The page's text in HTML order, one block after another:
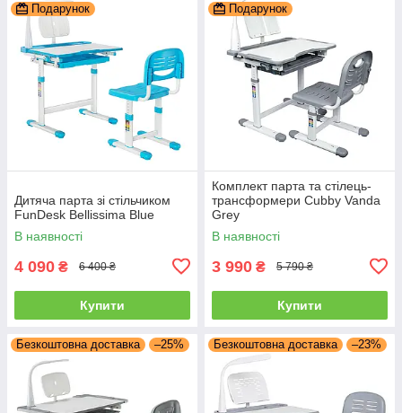
Подарунок
Дитяча парта зі стільчиком
FunDesk Bellissima Blue
В наявності
4 090 ₴ 6 400 ₴
Купити
Подарунок
Комплект парта та стілець-
трансформери Cubby Vanda
Grey
В наявності
3 990 ₴ 5 790 ₴
Купити
Безкоштовна доставка –25% Безкоштовна доставка –23%